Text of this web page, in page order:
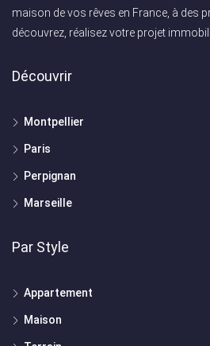
maison de vos rêves en France, à des
découvrez, réalisez votre projet
Découvrir
Montpellier
Paris
Perpignan
Marseille
Par Style
Appartement
Maison